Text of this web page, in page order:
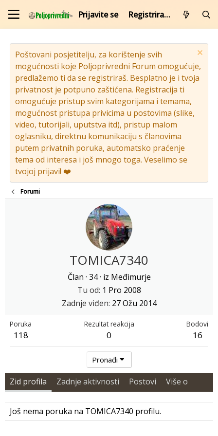
Prijavite se Registrirajte se
Poštovani posjetitelju, za korištenje svih
mogućnosti koje Poljoprivredni Forum omogućuje,
predlažemo ti da se registriraš. Besplatno je i tvoja
privatnost je potpuno zaštićena. Registracija ti
omogućuje pristup svim kategorijama i temama,
mogućnost pristupa privicima u postovima (slike,
video, tutorijali, uputstva itd), pristup malom
oglasniku, direktnu komunikaciju s članovima
putem privatnih poruka, automatsko praćenje
tema od interesa i još mnogo toga. Veselimo se
tvojoj prijavi! ❤️
Forumi
TOMICA7340
Član · 34· iz Međimurje
Tu od 1 Pro 2008
Zadnje viđen 27 Ožu 2014
Poruka
118
Rezultat reakcija
0
Bodovi
16
Pronađi
Zid profila Zadnje aktivnosti Postovi Više o
Još nema poruka na TOMICA7340 profilu.